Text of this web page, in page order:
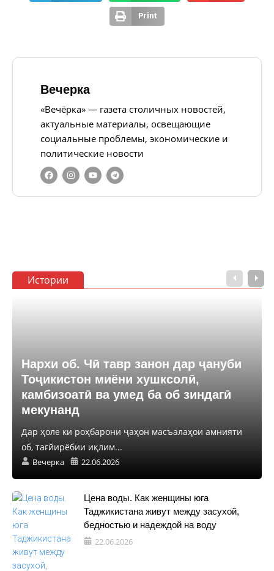
Print
Вечерка
«Вечёрка» — газета столичных новостей,
актуальные материалы, освещающие
социальные проблемы, экономические и
политические новости
Истории
Нархи об. Чӣ тавр занон дар ҷануби
Тоҷикистон миёни хушксолӣ,
камбизоатӣ ва умед ба об зиндагӣ
мекунанд
Дар ҳоле ки роҳбарони ҷаҳон масъалаҳои амнияти
об, тағйирёбии иқлим...
Вечерка 22.06.2026
Цена воды. Как женщины юга
Таджикистана живут между засухой,
бедностью и надеждой на воду
22.06.2026